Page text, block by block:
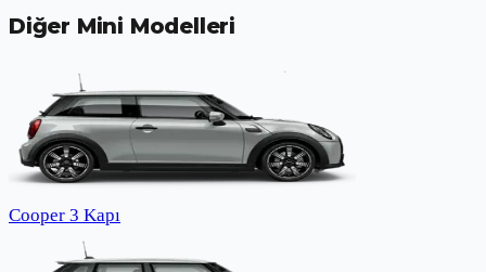
Diğer Mini Modelleri
Cooper 3 Kapı